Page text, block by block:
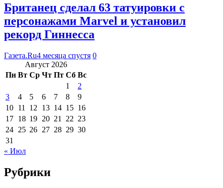
Британец сделал 63 татуировки с
персонажами Marvel и установил
рекорд Гиннесса
Газета.Ru4 месяца спустя 0
Август 2026
Пн Вт Ср Чт Пт Сб Вс
1
2
3
4 5 6 7 8
9
10 11 12 13 14 15 16
17 18 19 20 21 22 23
24 25 26 27 28 29 30
31
« Июл
Рубрики